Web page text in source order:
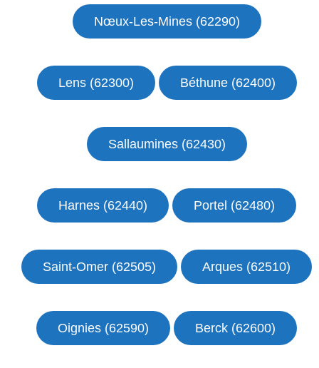
Nœux-Les-Mines (62290)
Lens (62300) Béthune (62400)
Sallaumines (62430)
Harnes (62440) Portel (62480)
Saint-Omer (62505) Arques (62510)
Oignies (62590) Berck (62600)